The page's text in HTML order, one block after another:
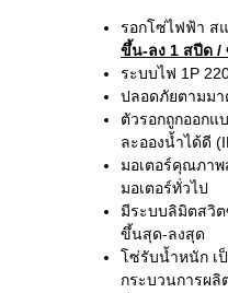
รอกโซ่ไฟฟ้า ส
ขึ้น-ลง 1 สปีด /
ระบบไฟ 1P
ปลอดภัยตามม
ตัวรอกถูกออก
ละอองน้ำได้ดี
มอเตอร์คุณภาพ
มอเตอร์ทั่วไป
มีระบบลิมิตสวิต
ขึ้นสุด-ลงสุด
โซ่รับน้ำหนัก เ
กระบวนการผ